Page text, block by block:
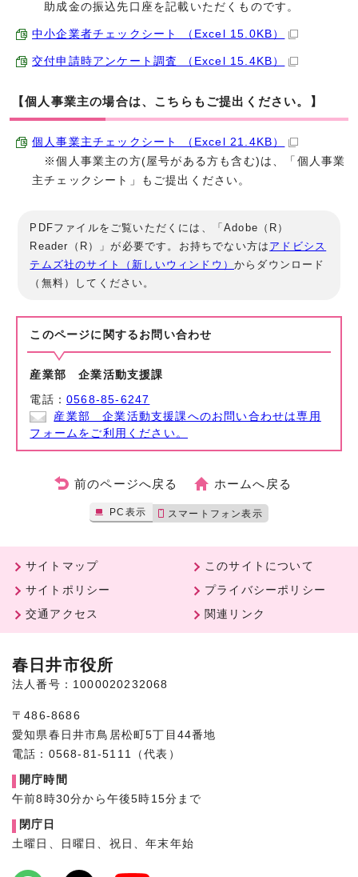
助成金の振込先口座を記載いただくものです。
中小企業者チェックシート （Excel 15.0KB）
交付申請時アンケート調査 （Excel 15.4KB）
【個人事業主の場合は、こちらもご提出ください。】
個人事業主チェックシート （Excel 21.4KB）
※個人事業主の方(屋号がある方も含む)は、「個人事業
主チェックシート」もご提出ください。
PDFファイルをご覧いただくには、「Adobe（R）
Reader（R）」が必要です。お持ちでない方は アドビシス
テムズ社のサイト（新しいウィンドウ）からダウンロード
（無料）してください。
このページに関する お問い合わせ
産業部 企業活動支援課
電話：0568-85-6247
産業部 企業活動支援課へのお問い合わせは専用
フォームをご利用ください。
前のページへ戻る ホームへ戻る
PC表示 スマートフォン表示
サイトマップ
このサイトについて
サイトポリシー
プライバシーポリシー
交通アクセス
関連リンク
春日井市役所
法人番号：1000020232068
〒486-8686
愛知県春日井市鳥居松町5丁目44番地
電話：0568-81-5111（代表）
開庁時間
午前8時30分から午後5時15分まで
閉庁日
土曜日、日曜日、祝日、年末年始